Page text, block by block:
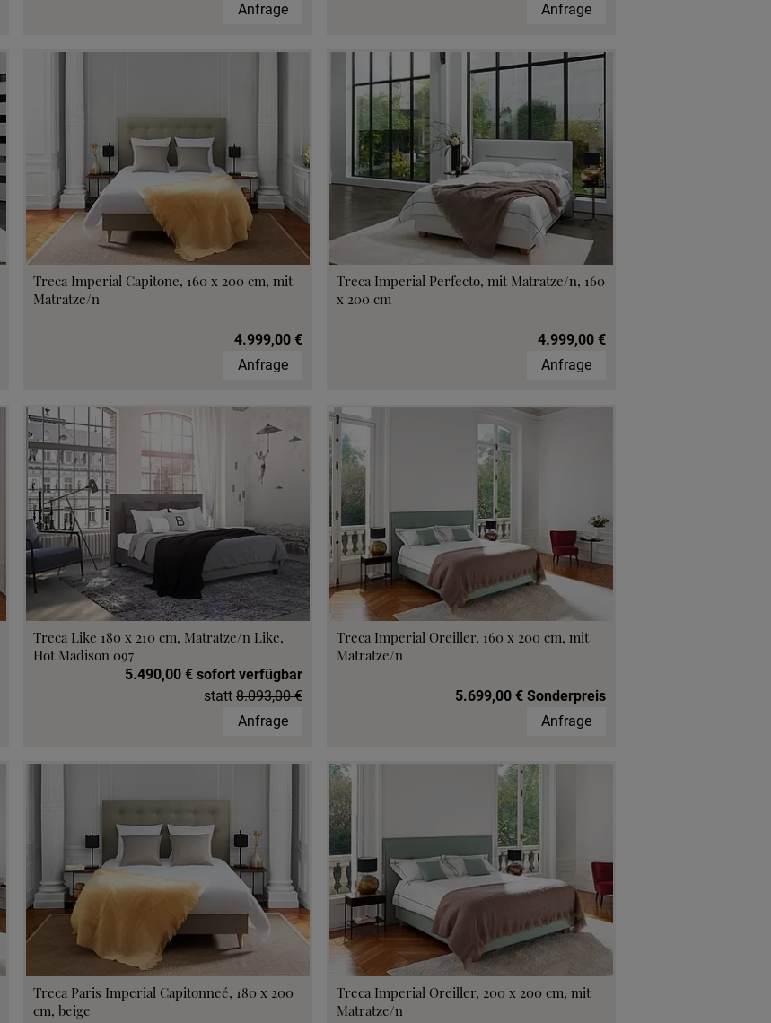
Anfrage
Anfrage
Treca Imperial Capitone, 160 x 200 cm, mit
Matratze/n
4.999,00 €
Anfrage
Treca Imperial Perfecto, mit Matratze/n, 160
x 200 cm
4.999,00 €
Anfrage
Treca Like 180 x 210 cm, Matratze/n Like,
Hot Madison 097
5.490,00 € sofort verfügbar
statt8.093,00 €
Anfrage
Treca Imperial Oreiller, 160 x 200 cm, mit
Matratze/n
5.699,00 € Sonderpreis
Anfrage
Treca Paris Imperial Capitonneé, 180 x 200
cm, beige
Treca Imperial Oreiller, 200 x 200 cm, mit
Matratze/n